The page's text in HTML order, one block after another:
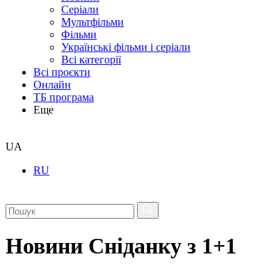
Серіали
Мультфільми
Фільми
Українські фільми і серіали
Всі категорії
Всі проєкти
Онлайн
ТБ програма
Еще
UA
RU
Новини Сніданку з 1+1